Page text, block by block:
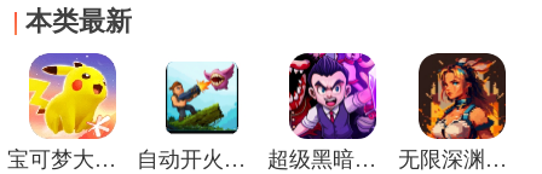
本类最新
宝可梦大集结 自动开火先生 超级黑暗欺骗 无限深渊手游